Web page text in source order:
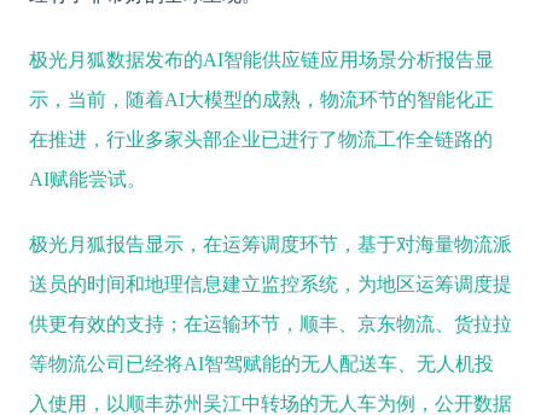
极光月狐数据发布的AI智能供应链应用场景分析报告显
示，当前，随着AI大模型的成熟，物流环节的智能化正
在推进，行业多家头部企业已进行了物流工作全链路的
AI赋能尝试。
极光月狐报告显示，在运筹调度环节，基于对海量物流派
送员的时间和地理信息建立监控系统，为地区运筹调度提
供更有效的支持；在运输环节，顺丰、京东物流、货拉拉
等物流公司已经将AI智驾赋能的无人配送车、无人机投
入使用，以顺丰苏州吴江中转场的无人车为例，公开数据